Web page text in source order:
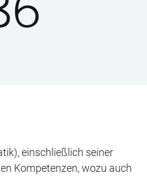
einschließlich seiner
Kompetenzen, wozu auch